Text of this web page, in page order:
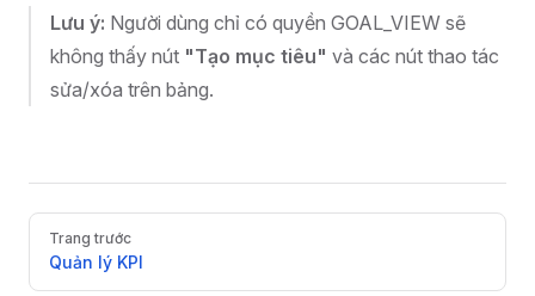
Lưu ý: Người dùng chỉ có quyền GOAL_VIEW sẽ
không thấy nút "Tạo mục tiêu" và các nút thao tác
sửa/xóa trên bảng.
Pager
Trang trước
Quản lý KPI